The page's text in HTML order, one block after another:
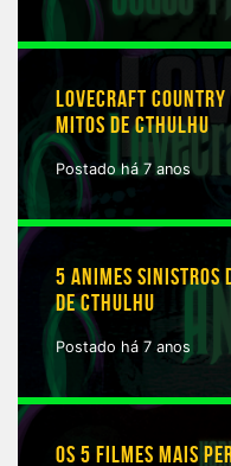
LOVECRAFT
MITOS DE CTHULHU
Postado há 7 anos
5 ANIMES SINISTROS
DE CTHULHU
Postado há 7 anos
OS 5 FILMES MAIS